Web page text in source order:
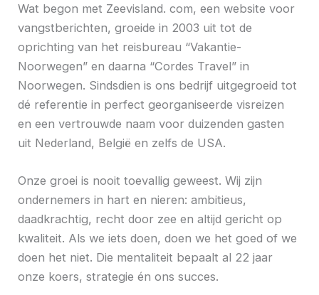
Wat begon met Zeevisland. com, een website voor
vangstberichten, groeide in 2003 uit tot de
oprichting van het reisbureau “Vakantie-
Noorwegen” en daarna “Cordes Travel” in
Noorwegen. Sindsdien is ons bedrijf uitgegroeid tot
dé referentie in perfect georganiseerde visreizen
en een vertrouwde naam voor duizenden gasten
uit Nederland, België en zelfs de USA.
Onze groei is nooit toevallig geweest. Wij zijn
ondernemers in hart en nieren: ambitieus,
daadkrachtig, recht door zee en altijd gericht op
kwaliteit. Als we iets doen, doen we het goed of we
doen het niet. Die mentaliteit bepaalt al 22 jaar
onze koers, strategie én ons succes.